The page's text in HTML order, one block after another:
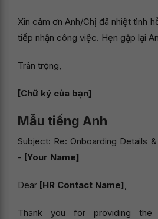
Xin cảm ơn Anh/Chị đã nhiệt tình
tiếp nhận công việc. Hẹn gặp lại
Trân trọng,
[Chữ ký của bạn]
Mẫu tiếng Anh
Subject: Re: Onboarding Details
- [Your Name]
Dear [HR Contact Name]
Thank you for providing the